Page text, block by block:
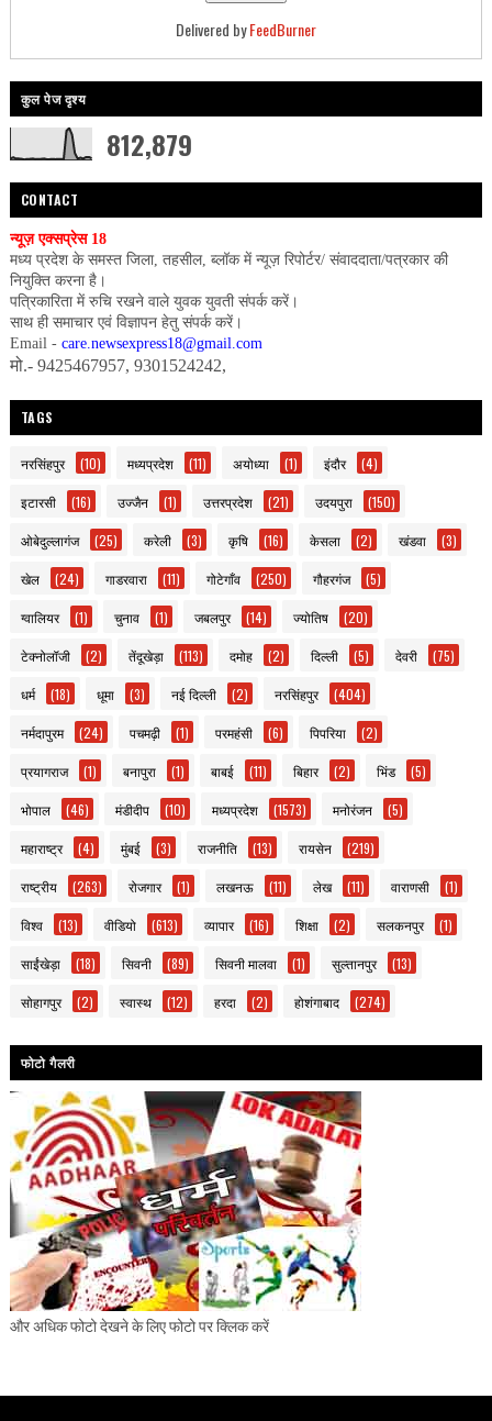
Delivered byFeedBurner
कुल पेज दृश्य
812,879
CONTACT
न्यूज़ एक्सप्रेस 18
मध्य प्रदेश के समस्त जिला, तहसील, ब्लॉक में न्यूज़ रिपोर्टर/ संवाददाता/पत्रकार की
नियुक्ति करना है।
पत्रिकारिता में रुचि रखने वाले युवक युवती संपर्क करें।
साथ ही समाचार एवं विज्ञापन हेतु संपर्क करें।
Email - care.newsexpress18@gmail.com
मो.- 9425467957, 9301524242,
TAGS
नरसिंहपुर (10) मध्यप्रदेश (11) अयोध्या (1) इंदौर (4)
इटारसी (16) उज्जैन (1) उत्तरप्रदेश (21) उदयपुरा (150)
ओबेदुल्लागंज (25) करेली (3) कृषि (16) केसला (2) खंडवा (3)
खेल (24) गाडरवारा (11) गोटेगाँव (250) गौहरगंज (5)
ग्वालियर (1) चुनाव (1) जबलपुर (14) ज्योतिष (20)
टेक्नोलॉजी (2) तेंदूखेड़ा (113) दमोह (2) दिल्ली (5) देवरी (75)
धर्म (18) धूमा (3) नई दिल्ली (2) नरसिंहपुर (404)
नर्मदापुरम (24) पचमढ़ी (1) परमहंसी (6) पिपरिया (2)
प्रयागराज (1) बनापुरा (1) बाबई (11) बिहार (2) भिंड (5)
भोपाल (46) मंडीदीप (10) मध्यप्रदेश (1573) मनोरंजन (5)
महाराष्ट्र (4) मुंबई (3) राजनीति (13) रायसेन (219)
राष्ट्रीय (263) रोजगार (1) लखनऊ (11) लेख (11) वाराणसी (1)
विश्व (13) वीडियो (613) व्यापार (16) शिक्षा (2) सलकनपुर (1)
साईंखेड़ा (18) सिवनी (89) सिवनी मालवा (1) सुल्तानपुर (13)
सोहागपुर (2) स्वास्थ (12) हरदा (2) होशंगाबाद (274)
फोटो गैलरी
और अधिक फोटो देखने के लिए फोटो पर क्लिक करें